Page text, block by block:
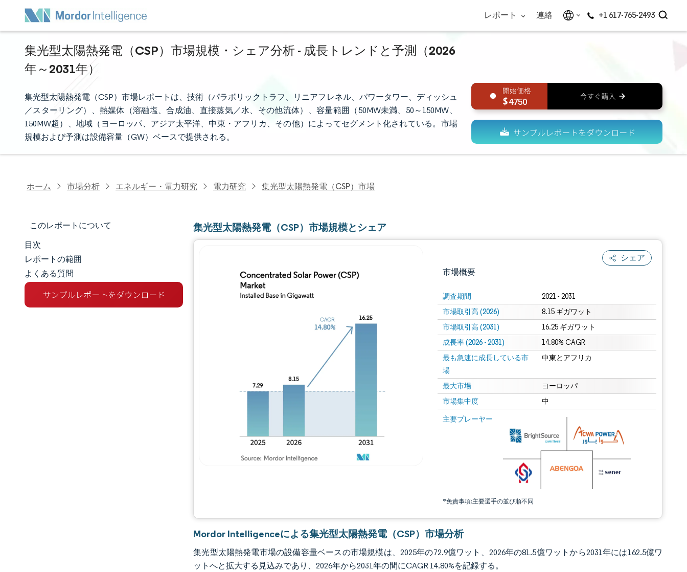
レポート 連絡 +1 617-765-2493
集光型太陽熱発電（CSP）市場規模・シェア分析 - 成長トレンドと予測（2026
年～2031年）
集光型太陽熱発電（CSP）市場レポートは、技術（パラボリックトラフ、リニアフレネル、パワータワー、ディッシュ
／スターリング）、熱媒体（溶融塩、合成油、直接蒸気／水、その他流体）、容量範囲（50MW未満、50～150MW、
150MW超）、地域（ヨーロッパ、アジア太平洋、中東・アフリカ、その他）によってセグメント化されている。市場
規模および予測は設備容量（GW）ベースで提供される。
4750
ホーム 市場分析 エネルギー・電力研究 電力研究 集光型太陽熱発電（CSP）市場
このレポートについて
市場規模とシェア
市場分析
トレンドとインサイト
目次
レポートの範囲
よくある質問
集光型太陽熱発電（CSP）市場規模とシェア
シェア
市場概要
調査期間 2021 - 2031
市場取引高 (2026) 8.15 ギガワット
市場取引高 (2031) 16.25 ギガワット
成長率 (2026 - 2031) 14.80% CAGR
最も急速に成長している市
場
中東とアフリカ
最大市場 ヨーロッパ
市場集中度 中
主要プレーヤー
*免責事項:主要選手の並び順不同
画像 © Mordor Intelligence。再利用にはCC BY 4.0の表示が必要です。
画像 © Mordor Intelligence。再利用にはCC BY 4.0の表示が必要です。
Mordor Intelligenceによる集光型太陽熱発電（CSP）市場分析
集光型太陽熱発電市場の設備容量ベースの市場規模は、2025年の72.9億ワット、2026年の81.5億ワットから2031年には162.5億ワ
ットへと拡大する見込みであり、2026年から2031年の間にCAGR 14.80%を記録する。